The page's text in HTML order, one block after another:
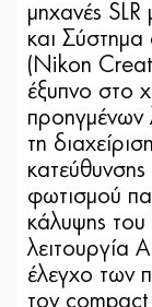
μηχανές
και
(Nikon
έξυπνο στο
προηγμένων
τη
φωτισμού
κάλυψης
λειτουργία
έλεγχο των
τον compact